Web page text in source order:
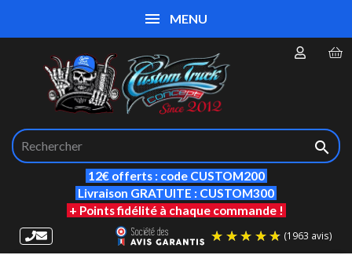

12€ offerts : code CUSTOM200
Livraison GRATUITE : CUSTOM300
+ Points fidélité à chaque commande !
MENU